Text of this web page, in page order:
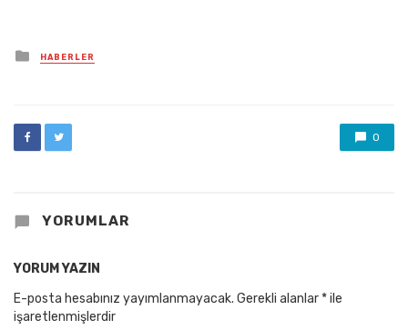
Posted
in
HABERLER
0
YORUMLAR
YORUM YAZIN
E-posta hesabınız yayımlanmayacak. Gerekli alanlar *ile
işaretlenmişlerdir